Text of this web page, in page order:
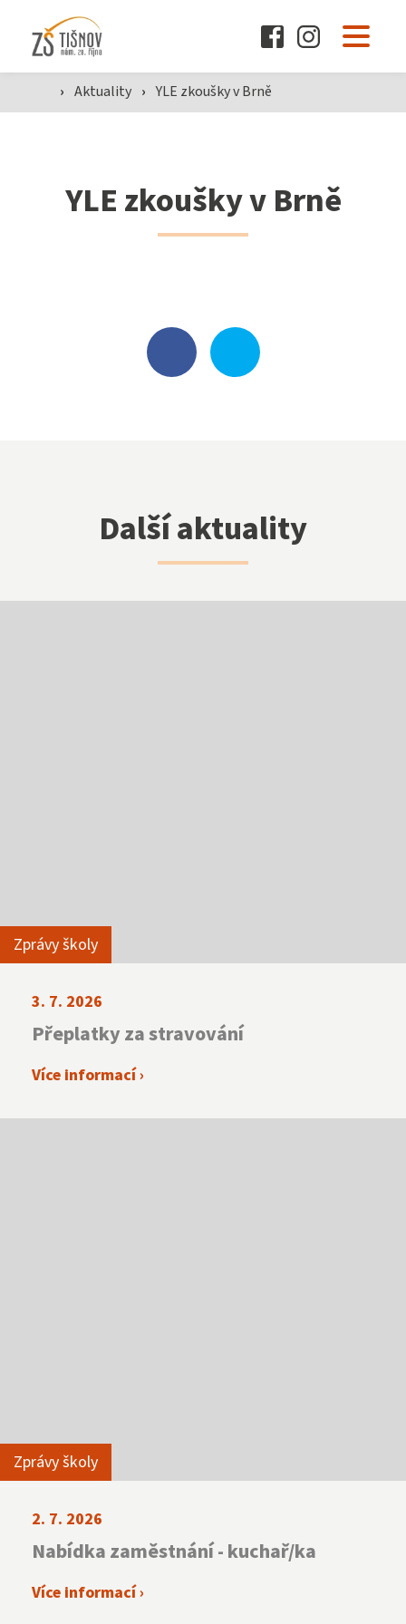
O škole
Pro žáky a rodiče
Dokumenty
Facebook
› Aktuality › YLE zkoušky v Brně
YLE zkoušky v Brně
Další aktuality
Zprávy školy
3. 7. 2026
Přeplatky za stravování
Více informací ›
Zprávy školy
2. 7. 2026
Nabídka zaměstnání - kuchař/ka
Více informací ›